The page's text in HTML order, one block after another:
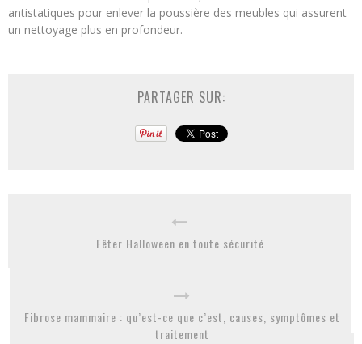
antistatiques pour enlever la poussière des meubles qui assurent
un nettoyage plus en profondeur.
PARTAGER SUR:
Fêter Halloween en toute sécurité
Fibrose mammaire : qu’est-ce que c’est, causes, symptômes et
traitement